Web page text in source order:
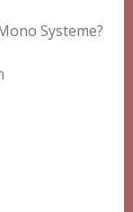
Systeme?